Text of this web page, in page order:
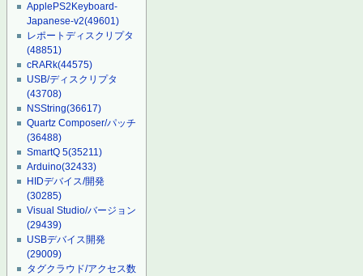
ApplePS2Keyboard-
Japanese-v2(49601)
レポートディスクリプタ
(48851)
cRARk(44575)
USB/ディスクリプタ
(43708)
NSString(36617)
Quartz Composer/パッチ
(36488)
SmartQ 5(35211)
Arduino(32433)
HIDデバイス/開発
(30285)
Visual Studio/バージョン
(29439)
USBデバイス開発
(29009)
タグクラウド/アクセス数